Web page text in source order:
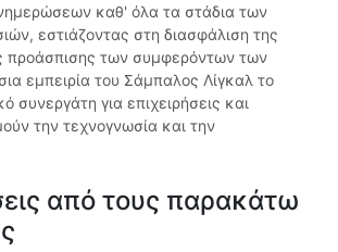
καθ' όλα τα στάδια των
εστιάζοντας στη διασφάλιση της
προάσπισης των συμφερόντων των
εμπειρία του Σάμπαλος Λίγκαλ το
συνεργάτη για επιχειρήσεις και
την τεχνογνωσία και την
από τους παρακάτω